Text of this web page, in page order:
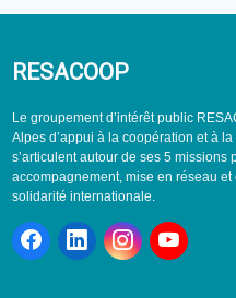
RESACOOP
Le groupement d’intérêt public
Alpes d’appui à la coopération et à
s’articulent autour de ses 5
accompagnement, mise en réseau
solidarité internationale.